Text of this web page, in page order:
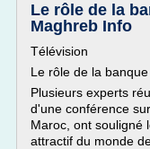
Le rôle de la
Maghreb Info
Télévision
Le rôle de la
Plusieurs experts
d'une conférence
Maroc, ont souligné
attractif du monde